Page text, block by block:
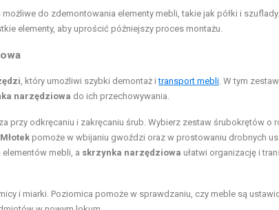
do zdemontowania elementy mebli, takie jak półki i
elementy, aby uprościć późniejszy proces montażu.
, który umożliwi szybki demontaż itransport mebli. W tym
narzędziowa do ich przechowywania.
przy odkręcaniu i zakręcaniu śrub. Wybierz zestaw śrubokrętów o
Młotek pomoże w wbijaniu gwoździ oraz w prostowaniu drobnych
mebli, a skrzynka narzędziowa ułatwi organizację i
i miarki. Poziomica pomoże w sprawdzaniu, czy meble są